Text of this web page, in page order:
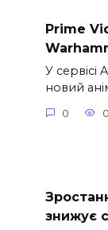
Prime
У сервісі
новий
0 0
знижує